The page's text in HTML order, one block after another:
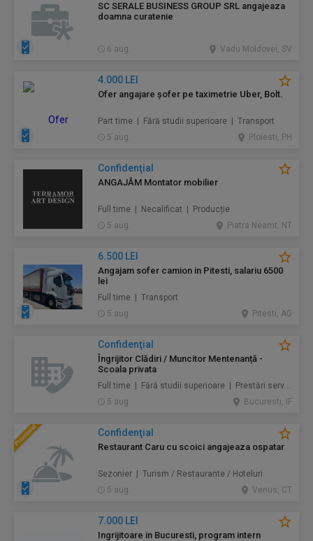
SC SERALE BUSINESS GROUP SRL angajeaza
doamna curatenie
6 aug. Vadu Moldovei, SV
4.000 LEI
Ofer angajare șofer pe taximetrie Uber, Bolt.
Part time | Fără studii superioare | Transport
5 aug.
Ploiesti, PH
Confidenţial
ANGAJĂM Montator mobilier
Full time | Necalificat | Producție
5 aug.
Piatra Neamt, NT
6.500 LEI
Angajam sofer camion in Pitesti, salariu 6500
lei
Full time | Transport
5 aug.
Pitesti, AG
Confidenţial
Îngrijitor Clădiri / Muncitor Mentenanță -
Scoala privata
Full time | Fără studii superioare | Prestări servicii / Mentenanță / Instalații / Construcţii / Amenajări
5 aug.
Bucuresti, IF
Confidenţial
Restaurant Caru cu scoici angajeaza ospatar
Sezonier | Turism / Restaurante / Hoteluri
5 aug.
Venus, CT
7.000 LEI
Ingrijitoare in Bucuresti, program intern